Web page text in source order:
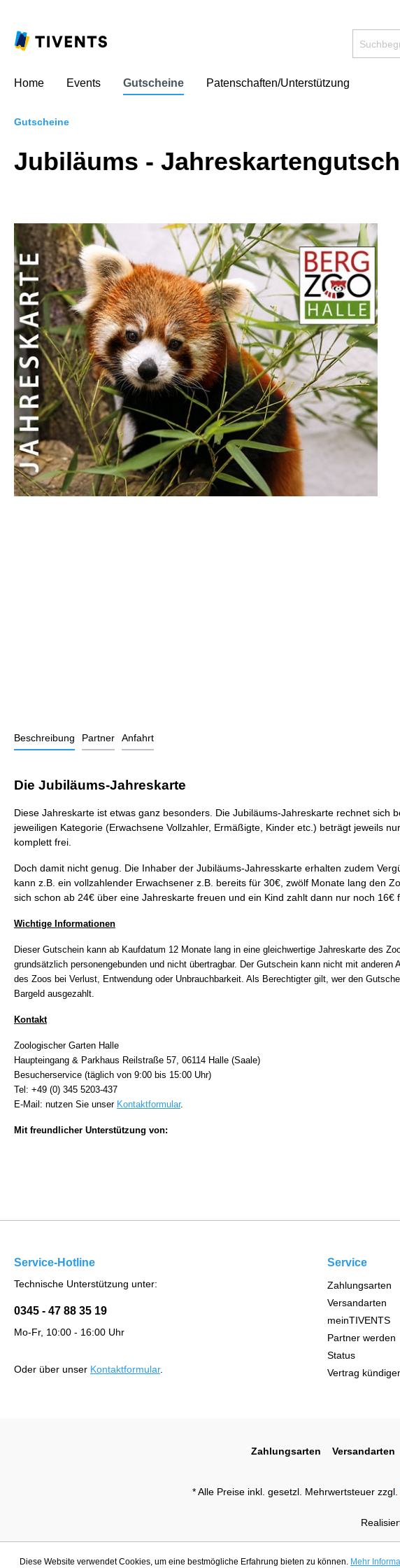
Home Events Gutscheine Patenschaften/Unterstützung
Gutscheine
Jubiläums -
Beschreibung Partner Anfahrt
Die Jubiläums-Jahreskarte
Diese Jahreskarte ist etwas ganz besonders. Die Jubiläums-Jahreskarte rechnet
jeweiligen Kategorie (Erwachsene Vollzahler, Ermäßigte, Kinder etc.) beträgt jeweils
komplett frei.
Doch damit nicht genug. Die Inhaber der Jubiläums-Jahresskarte erhalten zudem
kann z.B. ein vollzahlender Erwachsener z.B. bereits für 30€, zwölf Monate lang den
sich schon ab 24€ über eine Jahreskarte freuen und ein Kind zahlt dann nur noch
Wichtige Informationen
Dieser Gutschein kann ab Kaufdatum 12 Monate lang in eine gleichwertige Jahreskarte des
grundsätzlich personengebunden und nicht übertragbar. Der Gutschein kann nicht mit
des Zoos bei Verlust, Entwendung oder Unbrauchbarkeit. Als Berechtigter gilt, wer den
Bargeld ausgezahlt.
Kontakt
Zoologischer Garten Halle
Haupteingang & Parkhaus Reilstraße 57, 06114 Halle (Saale)
Besucherservice (täglich von 9:00 bis 15:00 Uhr)
Tel: +49 (0) 345 5203-437
E-Mail: nutzen Sie unser Kontaktformular.
Mit freundlicher Unterstützung von:
Service-Hotline
Technische Unterstützung unter:
0345 - 47 88 35 19
Mo-Fr, 10:00 - 16:00 Uhr
Oder über unser Kontaktformular.
Service
Zahlungsarten
Versandarten
meinTIVENTS
Partner werden
Status
Vertrag
Zahlungsarten Versandarten
* Alle Preise inkl. gesetzl. Mehrwertsteuer zzgl.
Diese Website verwendet Cookies, um eine bestmögliche Erfahrung bieten zu können. Mehr